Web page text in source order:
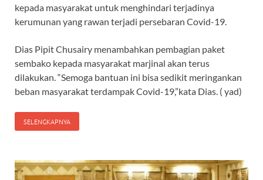
kepada masyarakat untuk menghindari terjadinya
kerumunan yang rawan terjadi persebaran Covid-19.
Dias Pipit Chusairy menambahkan pembagian paket
sembako kepada masyarakat marjinal akan terus
dilakukan. “Semoga bantuan ini bisa sedikit meringankan
beban masyarakat terdampak Covid-19,”kata Dias. ( yad)
SELENGKAPNYA